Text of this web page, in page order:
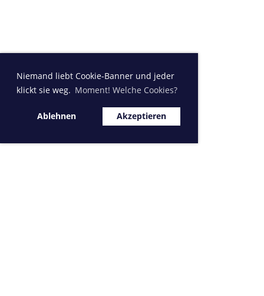
Niemand liebt Cookie-Banner und jeder
klickt sie weg. Moment! Welche Cookies?
Ablehnen Akzeptieren